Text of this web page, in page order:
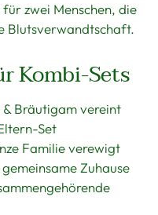
zwei Menschen, die
Blutsverwandtschaft.
Kombi-Sets
& Bräutigam vereint
Set
Familie verewigt
Zuhause